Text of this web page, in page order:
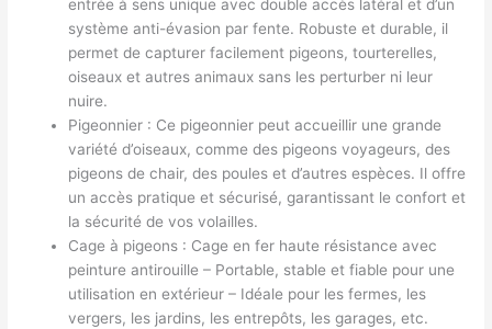
entrée à sens unique avec double accès latéral et d’un
système anti-évasion par fente. Robuste et durable, il
permet de capturer facilement pigeons, tourterelles,
oiseaux et autres animaux sans les perturber ni leur
nuire.
Pigeonnier : Ce pigeonnier peut accueillir une grande
variété d’oiseaux, comme des pigeons voyageurs, des
pigeons de chair, des poules et d’autres espèces. Il offre
un accès pratique et sécurisé, garantissant le confort et
la sécurité de vos volailles.
Cage à pigeons : Cage en fer haute résistance avec
peinture antirouille – Portable, stable et fiable pour une
utilisation en extérieur – Idéale pour les fermes, les
vergers, les jardins, les entrepôts, les garages, etc.